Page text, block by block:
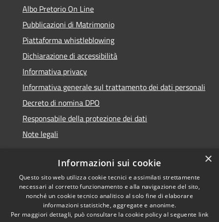
Albo Pretorio On Line
Pubblicazioni di Matrimonio
Piattaforma whistleblowing
Dichiarazione di accessibilità
Informativa privacy
Informativa generale sul trattamento dei dati personali
Decreto di nomina DPO
Responsabile della protezione dei dati
Note legali
RSS
Accessibilità
Cookie
© 2021 - 2026 Comune di
Chiavari -Area Riservata
×
Informazioni sui cookie
Questo sito web utilizza cookie tecnici e assimilati strettamente
necessari al corretto funzionamento e alla navigazione del sito,
nonché un cookie tecnico analitico al solo fine di elaborare
informazioni statistiche, aggregate e anonime.
Per maggiori dettagli, può consultare la cookie policy al seguente link